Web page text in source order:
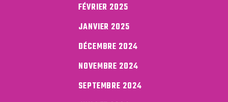
FÉVRIER 2025
JANVIER 2025
DÉCEMBRE 2024
NOVEMBRE 2024
SEPTEMBRE 2024